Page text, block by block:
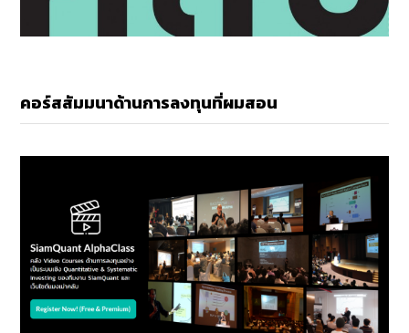
คอร์สสัมมนาด้านการลงทุนที่ผมสอน